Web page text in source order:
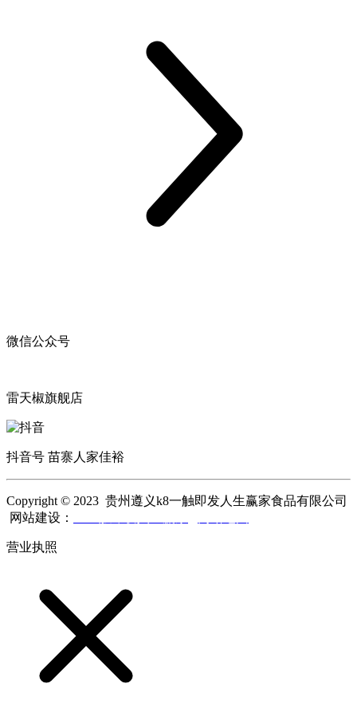
微信公众号
雷天椒旗舰店
抖音号 苗寨人家佳裕
Copyright © 2023 贵州遵义k8一触即发人生赢家食品有限公司
网站建设：
营业执照